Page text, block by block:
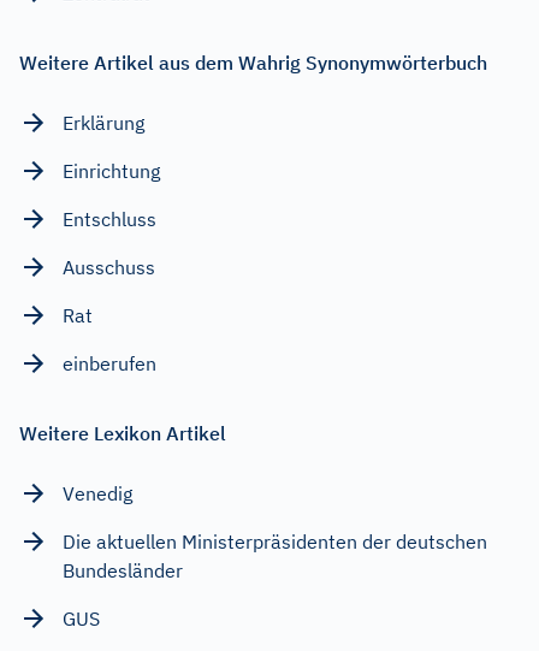
Weitere Artikel aus dem Wahrig Synonymwörterbuch
Erklärung
Einrichtung
Entschluss
Ausschuss
Rat
einberufen
Weitere Lexikon Artikel
Venedig
Die aktuellen Ministerpräsidenten der deutschen
Bundesländer
GUS